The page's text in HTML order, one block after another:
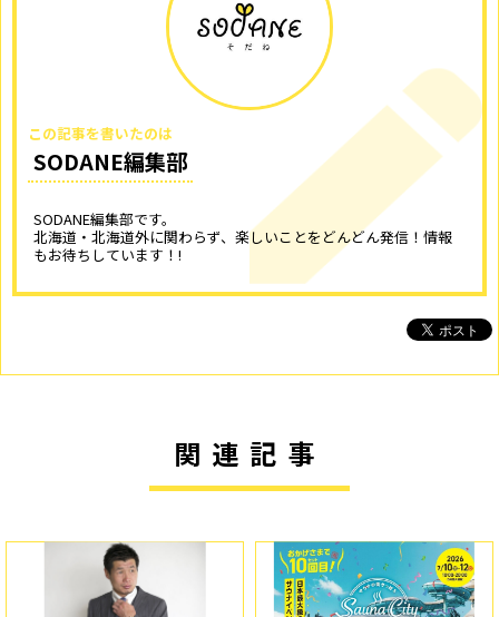
この記事を書いたのは
SODANE編集部
SODANE編集部です。
北海道・北海道外に関わらず、楽しいことをどんどん発信！情報
もお待ちしています！!
関連記事